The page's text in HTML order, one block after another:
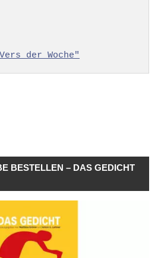
der Woche"
BESTELLEN – DAS GEDICHT